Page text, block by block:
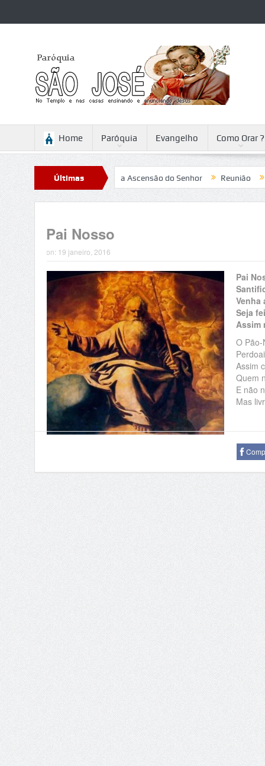
Home Paróquia Evangelho Como Orar ?
Últimas
Notícias
Reflexão para a Ascensão do Senhor Reunião
Pai Nosso
on: 19 janeiro, 2016
Pai
Venha
Seja
Assim
O
Assim
Quem
E não
Mas